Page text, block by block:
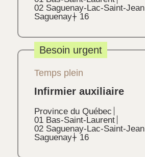
02 Saguenay-Lac-Saint-Jean
Saguenay+ 16
Besoin urgent
Temps plein
Infirmier auxiliaire
Province du Québec
01 Bas-Saint-Laurent
02 Saguenay-Lac-Saint-Jean
Saguenay+ 16